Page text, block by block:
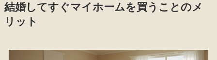
結婚してすぐマイホームを買うことのメ
リット